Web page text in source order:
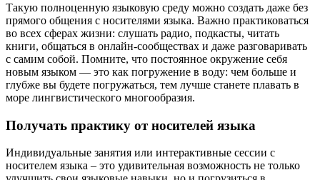
Такую полноценную языковую среду можно создать даже без
прямого общения с носителями языка. Важно практиковаться
во всех сферах жизни: слушать радио, подкасты, читать
книги, общаться в онлайн-сообществах и даже разговаривать
с самим собой. Помните, что постоянное окружение себя
новым языком — это как погружение в воду: чем больше и
глубже вы будете погружаться, тем лучше станете плавать в
море лингвистического многообразия.
Получать практику от носителей языка
Индивидуальные занятия или интерактивные сессии с
носителем языка – это удивительная возможность не только